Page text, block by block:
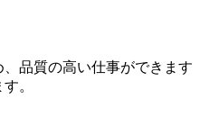
、 品質の高い仕事ができ ま す
す。